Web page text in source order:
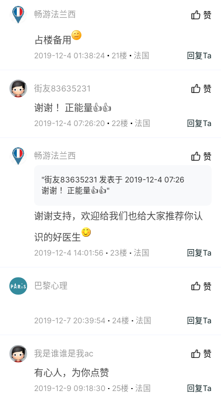
畅游法兰西 赞
占楼备用
2019-12-4 01:38:24 21楼 法国 回复Ta
街友83635231 赞
谢谢 ！正能量👍👍
2019-12-4 07:26:20 22楼 法国 回复Ta
畅游法兰西 赞
"街友83635231 发表于 2019-12-4 07:26
谢谢 ！正能量👍👍"
谢谢支持，欢迎给我们也给大家推荐你认
识的好医生
2019-12-4 14:01:56 23楼 法国 回复Ta
巴黎心理 赞
2019-12-7 20:39:54 24楼 法国 回复Ta
我是谁谁是我ac 赞
有心人，为你点赞
2019-12-9 09:18:30 25楼 法国 回复Ta